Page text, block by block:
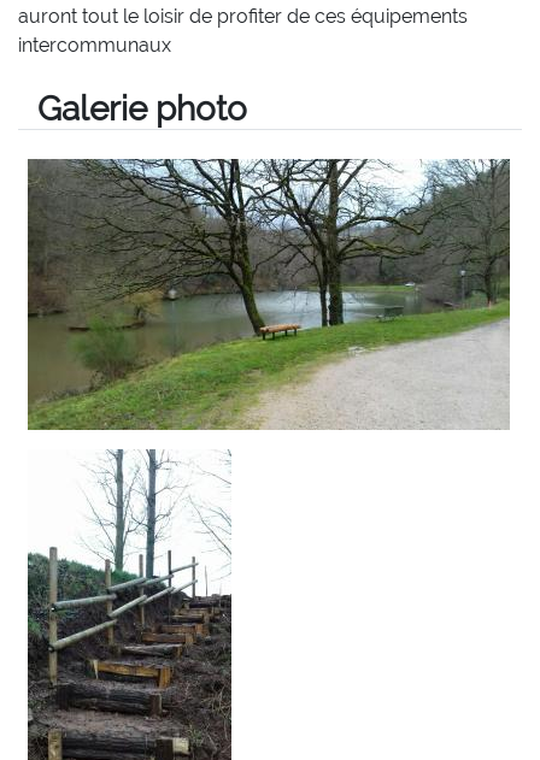
auront tout le loisir de profiter de ces équipements
intercommunaux
Galerie photo